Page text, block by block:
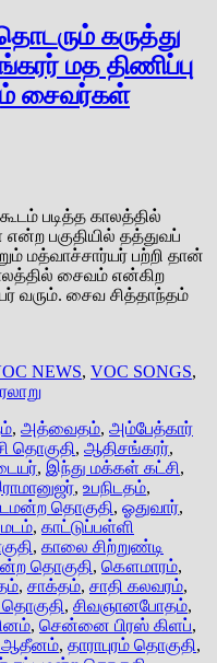
கருத்து
மத திணிப்பு
சைவர்கள்
படித்த காலத்தில்
பகுதியில் தத்துவப்
மத்வாச்சார்யர் பற்றி தான்
சைவம் என்கிற
வரும். சைவ சித்தாந்தம்
NEWS, VOC SONGS,
, அத்வைதம், அம்பேத்கார்
தொகுதி, ஆதிசங்கரர்,
, இந்து மக்கள் கட்சி,
, உபநிடதம்,
தொகுதி, ஓதுவார்,
, காட்டுப்பள்ளி
, காலை சிற்றுண்டி
தொகுதி, கௌமாரம்,
, சாக்தம், சாதி கலவரம்,
தொகுதி, சிவஞானபோதம்,
, சென்னை பிரஸ் கிளப்,
ஆதீனம், தாராபுரம் தொகுதி,